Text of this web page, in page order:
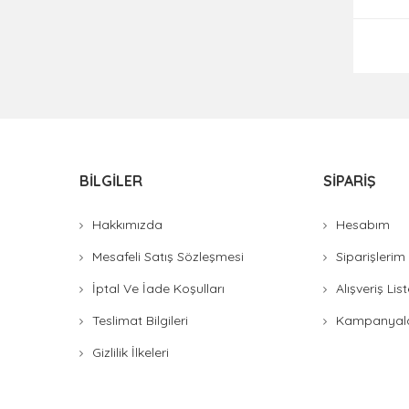
BILGILER
Hakkımızda
Mesafeli Satış Sözleşmesi
İptal Ve İade Koşulları
Teslimat Bilgileri
Gizlilik İlkeleri
SIPARIŞ
Hesabım
Siparişlerim
Alışveriş